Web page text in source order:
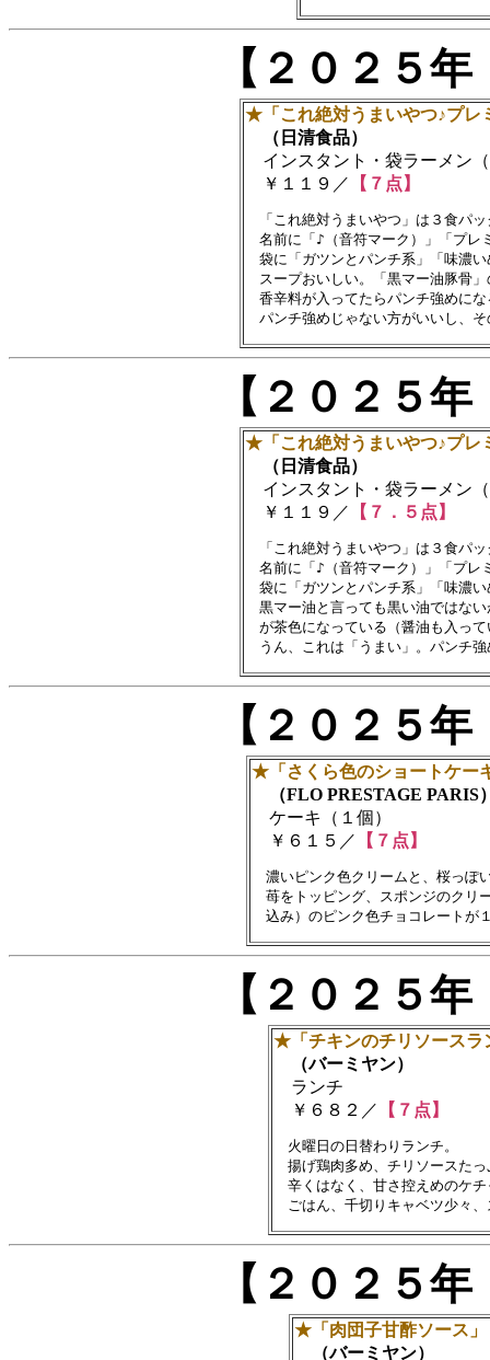
【２０２５
★「これ絶対うまいやつ♪プ
（日清食品）
インスタント・袋ラーメン
￥１１９／ 【７点】
「これ絶対うまいやつ」は３食パ
名前に「♪（音符マーク）」「プレ
袋に「ガツンとパンチ系」「味濃
スープおいしい。「黒マー油豚骨」
香辛料が入ってたらパンチ強めに
【２０２５
★「これ絶対うまいやつ♪プ
（日清食品）
インスタント・袋ラーメン
￥１１９／ 【７．５点】
「これ絶対うまいやつ」は３食パ
名前に「♪（音符マーク）」「プレ
袋に「ガツンとパンチ系」「味濃
黒マー油と言っても黒い油ではな
が茶色になっている（醤油も入っ
【２０２５
★「さくら色のショートケー
（FLO PRESTAGE PARIS
ケーキ（１個）
￥６１５／
【７点】
濃いピンク色クリームと、桜っぽ
苺をトッピング、スポンジのクリ
【２０２５
★「チキンのチリソースラ
（バーミヤン）
ランチ
￥６８２／ 【７点】
火曜日の日替わりランチ。
揚げ鶏肉多め、チリソースた
辛くはなく、甘さ控えめのケチ
【２０２５
★「肉団子甘酢ソース」
（バーミヤン）